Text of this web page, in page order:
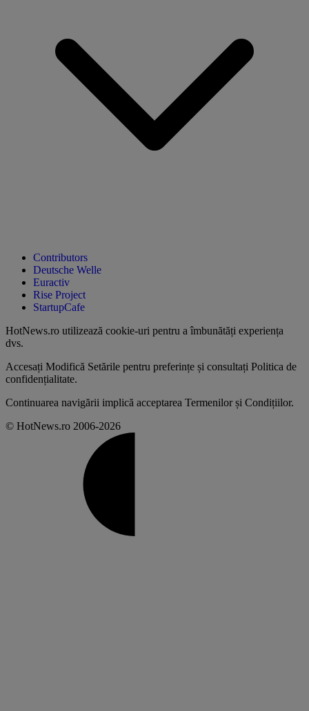
Contributors
Deutsche Welle
Euractiv
Rise Project
StartupCafe
HotNews.ro utilizează cookie-uri pentru a îmbunătăți experiența
dvs.
Accesați Modifică Setările pentru preferințe și consultați Politica de
confidențialitate.
Continuarea navigării implică acceptarea Termenilor și Condițiilor.
© HotNews.ro 2006-2026